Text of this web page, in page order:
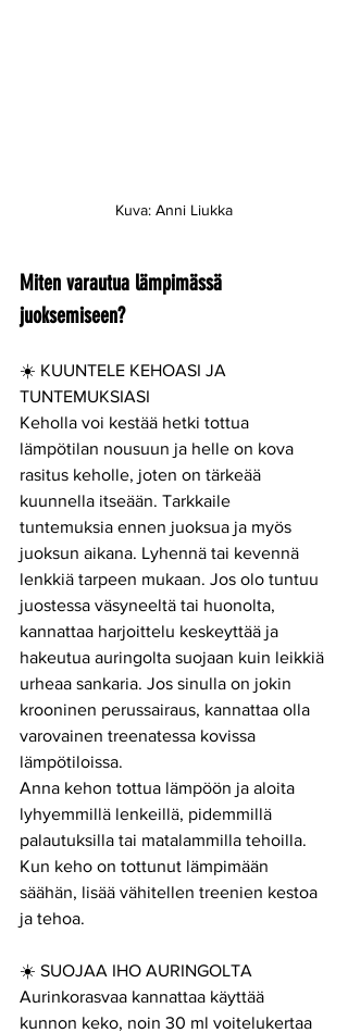
Kuva: Anni Liukka
Miten varautua lämpimässä
juoksemiseen?
☀️ KUUNTELE KEHOASI JA
TUNTEMUKSIASI
Keholla voi kestää hetki tottua
lämpötilan nousuun ja helle on kova
rasitus keholle, joten on tärkeää
kuunnella itseään. Tarkkaile
tuntemuksia ennen juoksua ja myös
juoksun aikana. Lyhennä tai kevennä
lenkkiä tarpeen mukaan. Jos olo tuntuu
juostessa väsyneeltä tai huonolta,
kannattaa harjoittelu keskeyttää ja
hakeutua auringolta suojaan kuin leikkiä
urheaa sankaria. Jos sinulla on jokin
krooninen perussairaus, kannattaa olla
varovainen treenatessa kovissa
lämpötiloissa.
Anna kehon tottua lämpöön ja aloita
lyhyemmillä lenkeillä, pidemmillä
palautuksilla tai matalammilla tehoilla.
Kun keho on tottunut lämpimään
säähän, lisää vähitellen treenien kestoa
ja tehoa.
☀️ SUOJAA IHO AURINGOLTA
Aurinkorasvaa kannattaa käyttää
kunnon keko, noin 30 ml voitelukertaa